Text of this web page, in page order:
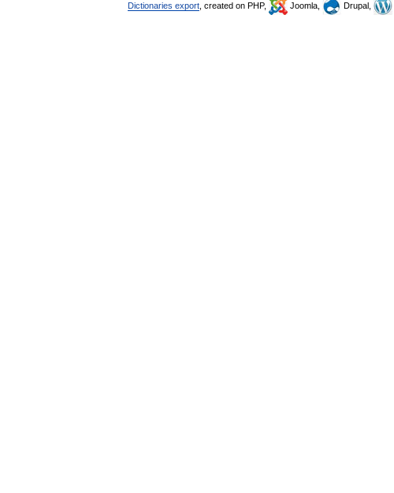
Dictionaries export , created on PHP, Joomla, Drupal,